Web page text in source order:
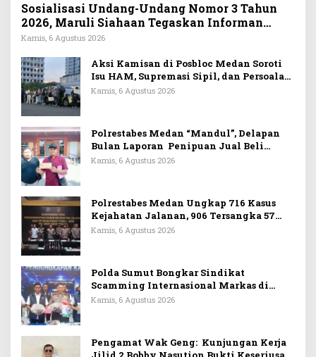
Sosialisasi Undang-Undang Nomor 3 Tahun
2026, Maruli Siahaan Tegaskan Informan
Wajib Dapat Perlindungan LPSK
Kamis, 6 Agustus 2026
Aksi Kamisan di Posbloc Medan Soroti
Isu HAM, Supremasi Sipil, dan Persoalan
Agraria
Kamis, 6 Agustus 2026
Polrestabes Medan “Mandul”, Delapan
Bulan Laporan Penipuan Jual Beli
Rumah Tak Tuntas
Kamis, 6 Agustus 2026
Polrestabes Medan Ungkap 716 Kasus
Kejahatan Jalanan, 906 Tersangka 57
Ditembak
Kamis, 6 Agustus 2026
Polda Sumut Bongkar Sindikat
Scamming Internasional Markas di
Apartemen Podomoro, Raup Rp6,7 Miliar
Kamis, 6 Agustus 2026
Pengamat Wak Geng: Kunjungan Kerja